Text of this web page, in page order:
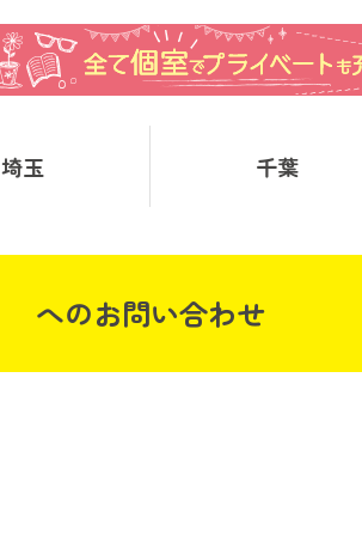
埼玉 千葉
へのお問い合わせ